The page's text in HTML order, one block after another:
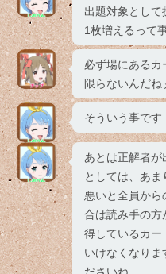
出題対象とし
1枚増えるって
必ず場にあるカ
限らないんだね
そういう事です
あとは正解者が
としては、あ
悪いと全員か
合は読み手の方
得しているカー
いけなくなりま